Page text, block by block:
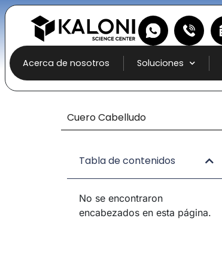
Acerca de nosotros Soluciones
Cuero Cabelludo
Tabla de contenidos
No se encontraron
encabezados en esta página.